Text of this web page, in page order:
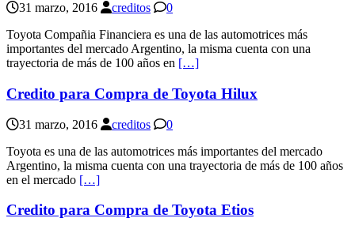
31 marzo, 2016 creditos
0
Toyota Compañia Financiera es una de las automotrices más
importantes del mercado Argentino, la misma cuenta con una
trayectoria de más de 100 años en […]
Credito para Compra de Toyota Hilux
31 marzo, 2016 creditos
0
Toyota es una de las automotrices más importantes del mercado
Argentino, la misma cuenta con una trayectoria de más de 100 años
en el mercado […]
Credito para Compra de Toyota Etios